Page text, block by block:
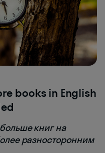
books in English
книг на
разносторонним